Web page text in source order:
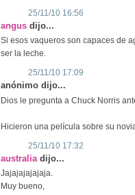
25/11/10 16:56
angus dijo...
Si esos vaqueros son capaces de
ser la leche.
25/11/10 17:09
anónimo dijo...
Dios le pregunta a Chuck Norris
Hicieron una película sobre su
25/11/10 17:32
australia dijo...
Jajajajajajaja.
Muy bueno,